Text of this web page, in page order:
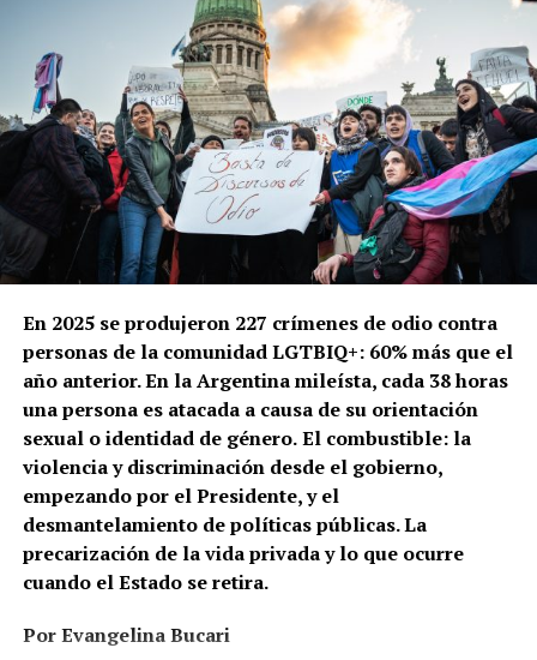
En 2025 se produjeron 227 crímenes de odio contra
personas de la comunidad LGTBIQ+: 60% más que el
año anterior. En la Argentina mileísta, cada 38 horas
una persona es atacada a causa de su orientación
sexual o identidad de género.El combustible: la
violencia y discriminación desde el gobierno,
empezando por el Presidente, y el
desmantelamiento de políticas públicas. La
precarización de la vida privada y lo que ocurre
cuando el Estado se retira.
Por Evangelina Bucari